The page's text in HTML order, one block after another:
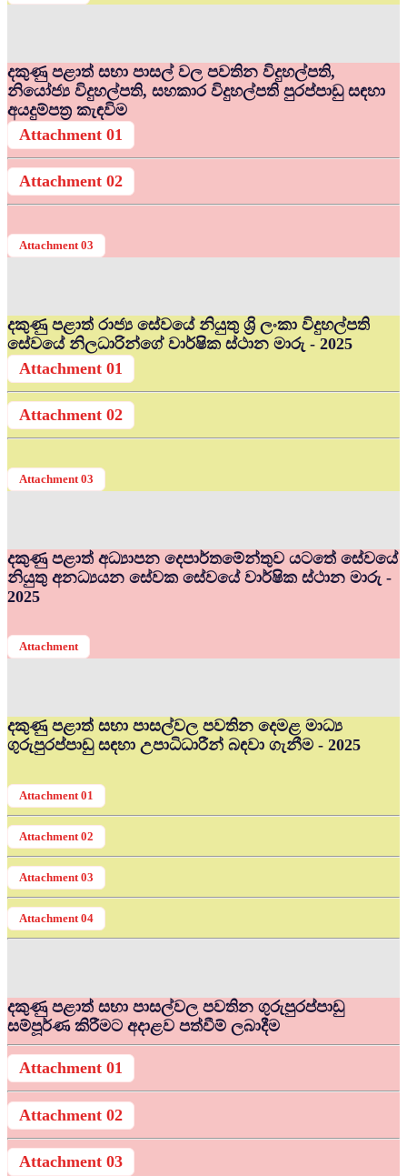
දකුණු පළාත් සභා පාසල් වල පවතින විදුහල්පති,
නියෝජ්‍ය විදුහල්පති, සහකාර විදුහල්පති පුරප්පාඩු සඳහා
අයදුම්පත්‍ර කැඳවිම
Attachment 01
Attachment 02
Attachment 03
දකුණු පළාත් රාජ්‍ය සේවයේ නියුතු ශ්‍රි ලංකා විදුහල්පති
සේවයේ නිලධාරින්ගේ වාර්ෂික ස්ථාන මාරු - 2025
Attachment 01
Attachment 02
Attachment 03
දකුණු පළාත් අධ්‍යාපන දෙපාර්තමේන්තුව යටතේ සේවයේ
නියුතු අනධ්‍යයන සේවක සේවයේ වාර්ෂික ස්ථාන මාරු -
2025
Attachment
දකුණු පළාත් සභා පාසල්වල පවතින දෙමළ මාධ්‍ය
ගුරුපුරප්පාඩු සඳහා උපාධිධාරීන් බඳවා ගැනීම - 2025
Attachment 01
Attachment 02
Attachment 03
Attachment 04
දකුණු පළාත් සභා පාසල්වල පවතින ගුරුපුරප්පාඩු
සම්පූර්ණ කිරීමට අදාළව පත්වීම් ලබාදීම
Attachment 01
Attachment 02
Attachment 03